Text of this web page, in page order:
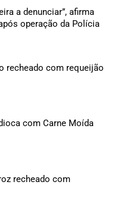
a denunciar”, afirma
operação da Polícia
recheado com requeijão
com Carne Moída
recheado com